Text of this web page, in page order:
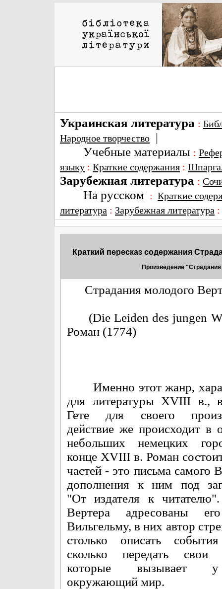
Украинская литература :
Народное творчество |
Учебные материалы :
языку : Краткие содержания :
Зарубежная литература :
На русском : Краткие
литература : Зарубежная литература
Краткий пересказ содержания
Произведение
Страдания молодого
(Die Leiden des jungen
Роман (1774)
Именно этот жанр,
для литературы XVIII в.,
Гете для своего
действие же происходит в
небольших немецких
конце XVIII в. Роман
частей - это письма самого
дополнения к ним под
"От издателя к
Вертера адресованы
Вильгельму, в них автор
столько описать
сколько передать свои
которые вызывает
окружающий мир.